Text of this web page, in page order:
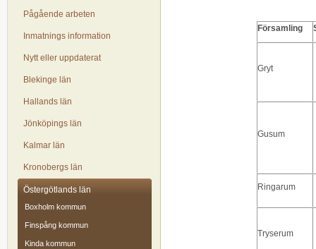
Pågående arbeten
Inmatnings information
Nytt eller uppdaterat
Blekinge län
Hallands län
Jönköpings län
Kalmar län
Kronobergs län
Östergötlands län
Boxholm kommun
Finspång kommun
Kinda kommun
Församling
Gryt
Gusum
Ringarum
Tryserum